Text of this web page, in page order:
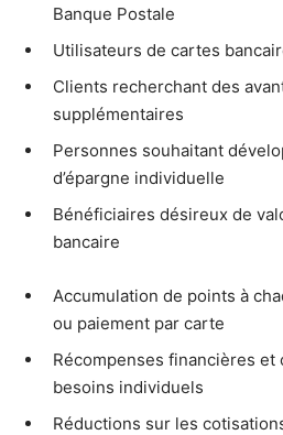
Banque Postale
Utilisateurs de cartes
Clients recherchant des
supplémentaires
Personnes souhaitant
d’épargne individuelle
Bénéficiaires désireux de
bancaire
Accumulation de points à
ou paiement par carte
Récompenses financières et
besoins individuels
Réductions sur les